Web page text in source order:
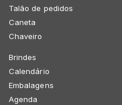
Talão de pedidos
Caneta
Chaveiro
Brindes
Calendário
Embalagens
Agenda